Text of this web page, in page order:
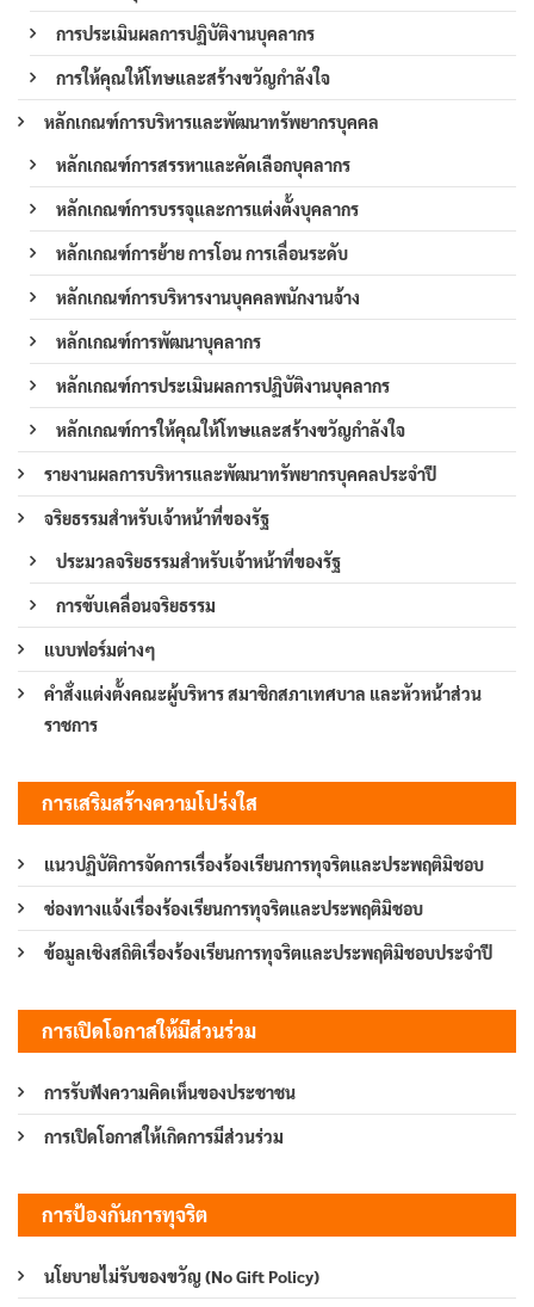
การประเมินผลการปฏิบัติงานบุคลากร
การให้คุณให้โทษและสร้างขวัญกำลังใจ
หลักเกณฑ์การบริหารและพัฒนาทรัพยากรบุคคล
หลักเกณฑ์การสรรหาและคัดเลือกบุคลากร
หลักเกณฑ์การบรรจุและการแต่งตั้งบุคลากร
หลักเกณฑ์การย้าย การโอน การเลื่อนระดับ
หลักเกณฑ์การบริหารงานบุคคลพนักงานจ้าง
หลักเกณฑ์การพัฒนาบุคลากร
หลักเกณฑ์การประเมินผลการปฏิบัติงานบุคลากร
หลักเกณฑ์การให้คุณให้โทษและสร้างขวัญกำลังใจ
รายงานผลการบริหารและพัฒนาทรัพยากรบุคคลประจำปี
จริยธรรมสำหรับเจ้าหน้าที่ของรัฐ
ประมวลจริยธรรมสำหรับเจ้าหน้าที่ของรัฐ
การขับเคลื่อนจริยธรรม
แบบฟอร์มต่างๆ
คำสั่งแต่งตั้งคณะผู้บริหาร สมาชิกสภาเทศบาล และหัวหน้าส่วน
ราชการ
การเสริมสร้างความโปร่งใส
แนวปฏิบัติการจัดการเรื่องร้องเรียนการทุจริตและประพฤติมิชอบ
ช่องทางแจ้งเรื่องร้องเรียนการทุจริตและประพฤติมิชอบ
ข้อมูลเชิงสถิติเรื่องร้องเรียนการทุจริตและประพฤติมิชอบประจำปี
การเปิดโอกาสให้มีส่วนร่วม
การรับฟังความคิดเห็นของประชาชน
การเปิดโอกาสให้เกิดการมีส่วนร่วม
การป้องกันการทุจริต
นโยบายไม่รับของขวัญ (No Gift Policy)